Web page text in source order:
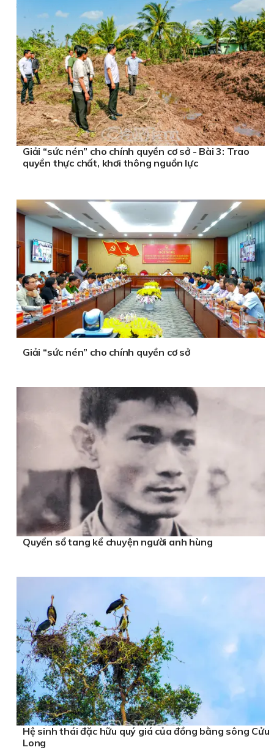
Giải “sức nén” cho chính quyền cơ sở - Bài 3: Trao
quyền thực chất, khơi thông nguồn lực
Giải “sức nén” cho chính quyền cơ sở
Quyển sổ tang kể chuyện người anh hùng
Hệ sinh thái đặc hữu quý giá của đồng bằng sông Cửu
Long